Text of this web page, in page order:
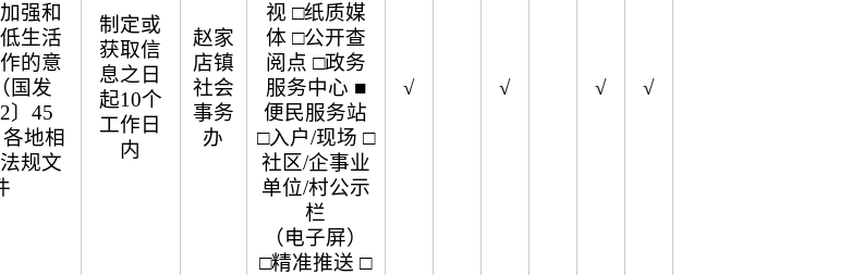
强和
生活
的意
国发
〕45
地相
规文
制定或
获取信
息之日
起10个
工作日
内
赵家
店镇
社会
事务
办
视 □纸质媒
体 □公开查
阅点 □政务
服务中心 ■
便民服务站
□入户/现场 □
社区/企事业
单位/村公示
栏
（电子屏）
□精准推送 □
√ √ √ √